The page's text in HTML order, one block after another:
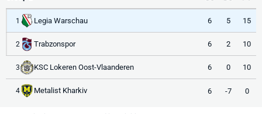
1 Legia Warschau 6 5 15
2 Trabzonspor 6 2 10
3 KSC Lokeren Oost-Vlaanderen 6 0 10
4 Metalist Kharkiv 6 -7 0